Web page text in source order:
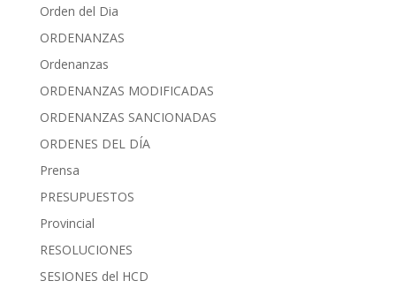
Orden del Dia
ORDENANZAS
Ordenanzas
ORDENANZAS MODIFICADAS
ORDENANZAS SANCIONADAS
ORDENES DEL DÍA
Prensa
PRESUPUESTOS
Provincial
RESOLUCIONES
SESIONES del HCD